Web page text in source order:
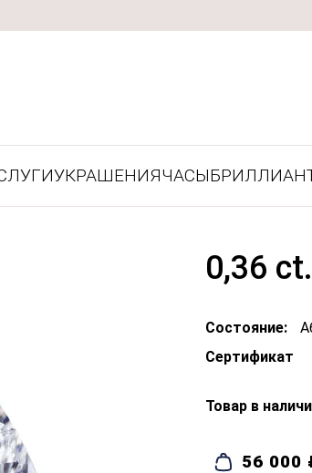
УКРАШЕНИЯЧАСЫ
0,36
Состояние:
Сертификат
Товар в
56 000